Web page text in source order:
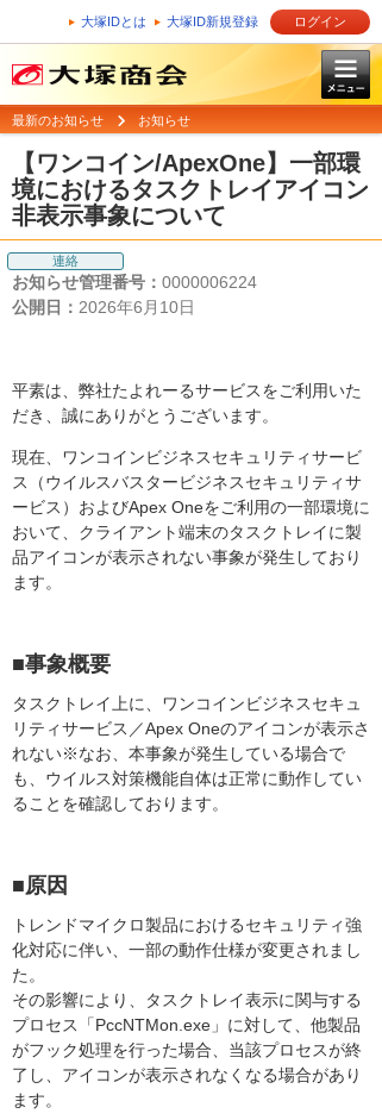
大塚IDとは 大塚ID新規登録 ログイン
最新のお知らせ お知らせ
【ワンコイン/ApexOne】一部環
境におけるタスクトレイアイコン
非表示事象について
連絡
お知らせ管理番号： 0000006224
公開日： 2026年6月10日
平素は、弊社たよれーるサービスをご利用いた
だき、誠にありがとうございます。
現在、ワンコインビジネスセキュリティサービ
ス（ウイルスバスタービジネスセキュリティサ
ービス）およびApex Oneをご利用の一部環境に
おいて、クライアント端末のタスクトレイに製
品アイコンが表示されない事象が発生しており
ます。
■事象概要
タスクトレイ上に、ワンコインビジネスセキュ
リティサービス／Apex Oneのアイコンが表示さ
れない※なお、本事象が発生している場合で
も、ウイルス対策機能自体は正常に動作してい
ることを確認しております。
■原因
トレンドマイクロ製品におけるセキュリティ強
化対応に伴い、一部の動作仕様が変更されまし
た。
その影響により、タスクトレイ表示に関与する
プロセス「PccNTMon.exe」に対して、他製品
がフック処理を行った場合、当該プロセスが終
了し、アイコンが表示されなくなる場合があり
ます。